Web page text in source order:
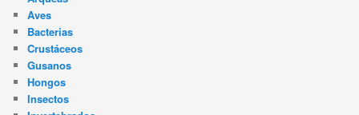
Aves
Bacterias
Crustáceos
Gusanos
Hongos
Insectos